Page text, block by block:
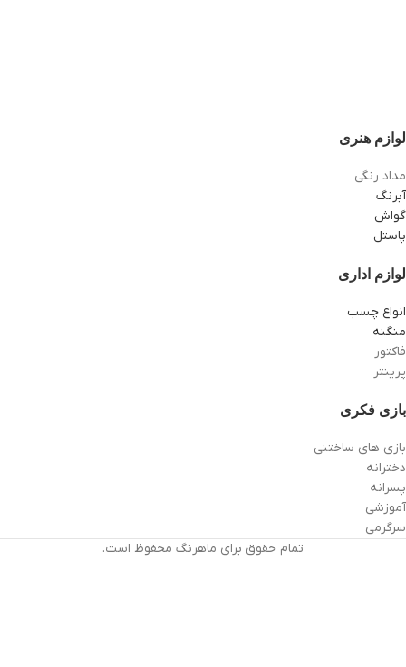
لوازم هنری
مداد رنگی
آبرنگ
گواش
پاستل
لوازم اداری
انواع چسب
منگنه
فاکتور
پرینتر
بازی فکری
بازی های ساختنی
دخترانه
پسرانه
آموزشی
سرگرمی
تمام حقوق برای ماهرنگ محفوظ است.